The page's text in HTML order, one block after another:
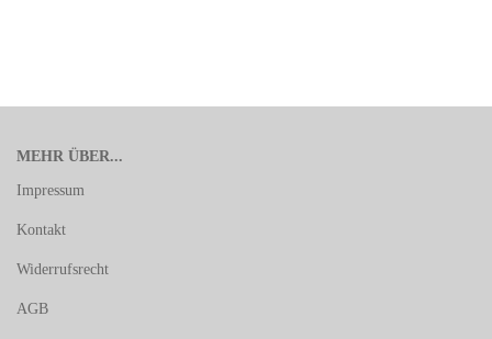
MEHR ÜBER...
Impressum
Kontakt
Widerrufsrecht
AGB